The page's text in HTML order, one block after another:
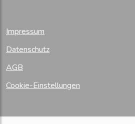
Impressum
Datenschutz
AGB
Cookie-Einstellungen